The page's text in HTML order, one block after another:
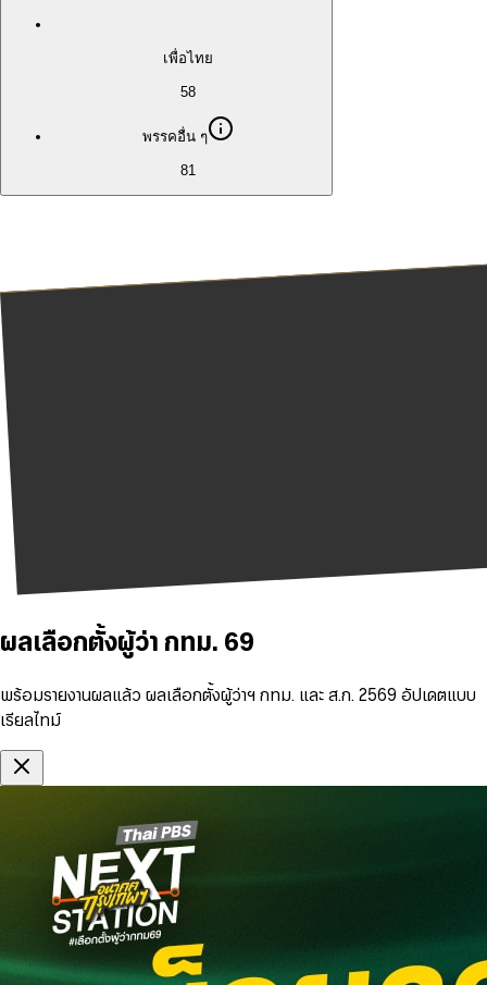
เพื่อไทย
58
พรรคอื่น ๆ
81
ผลเลือกตั้งผู้ว่า กทม. 69
พร้อมรายงานผลแล้ว ผลเลือกตั้งผู้ว่าฯ กทม. และ ส.ก. 2569 อัปเดตแบบ
เรียลไทม์